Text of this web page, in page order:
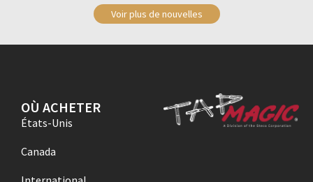
Voir plus de nouvelles
OÙ ACHETER
États-Unis
Canada